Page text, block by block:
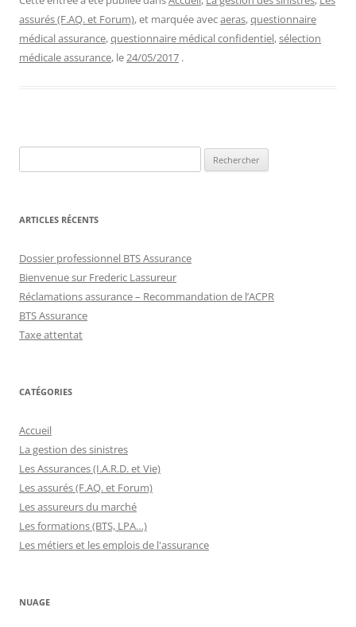
assurés (F.AQ. et Forum), et marquée avecaeras,questionnaire
médical assurance,questionnaire médical confidentiel,sélection
médicale assurance, le24/05/2017 .
ARTICLES RÉCENTS
Dossier professionnel BTS Assurance
Bienvenue sur Frederic Lassureur
Réclamations assurance – Recommandation de l’ACPR
BTS Assurance
Taxe attentat
CATÉGORIES
Accueil
La gestion des sinistres
Les Assurances (I.A.R.D. et Vie)
Les assurés (F.AQ. et Forum)
Les assureurs du marché
Les formations (BTS, LPA…)
Les métiers et les emplois de l'assurance
NUAGE